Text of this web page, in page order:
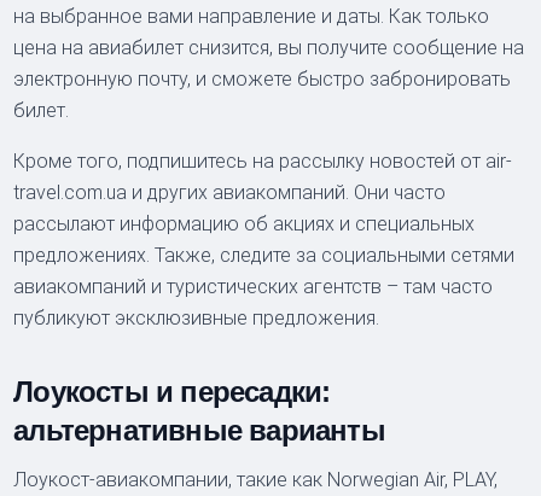
на выбранное вами направление и даты. Как только
цена на авиабилет снизится, вы получите сообщение на
электронную почту, и сможете быстро забронировать
билет.
Кроме того, подпишитесь на рассылку новостей от air-
travel.com.ua и других авиакомпаний. Они часто
рассылают информацию об акциях и специальных
предложениях. Также, следите за социальными сетями
авиакомпаний и туристических агентств – там часто
публикуют эксклюзивные предложения.
Лоукосты и пересадки:
альтернативные варианты
Лоукост-авиакомпании, такие как Norwegian Air, PLAY,